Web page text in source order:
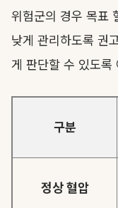
위험군의 경우 목표
낮게 관리하도록 권
게 판단할 수 있도록
구분
정상 혈압